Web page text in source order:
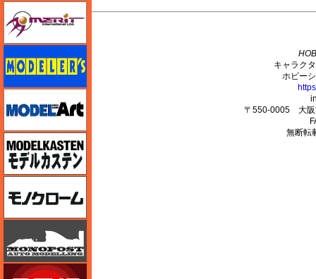
M's PLUS
キャラク
ホビー
〒550-0005 大阪
無断転